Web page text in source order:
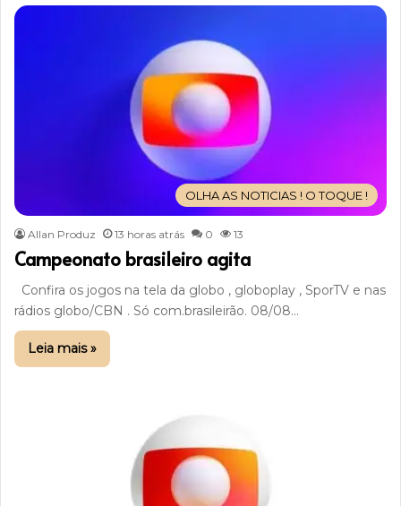
OLHA AS NOTICIAS ! O TOQUE !
Allan Produz 13 horas atrás 0 13
Campeonato brasileiro agita
Confira os jogos na tela da globo , globoplay , SporTV e nas
rádios globo/CBN . Só com.brasileirão. 08/08…
Leia mais »